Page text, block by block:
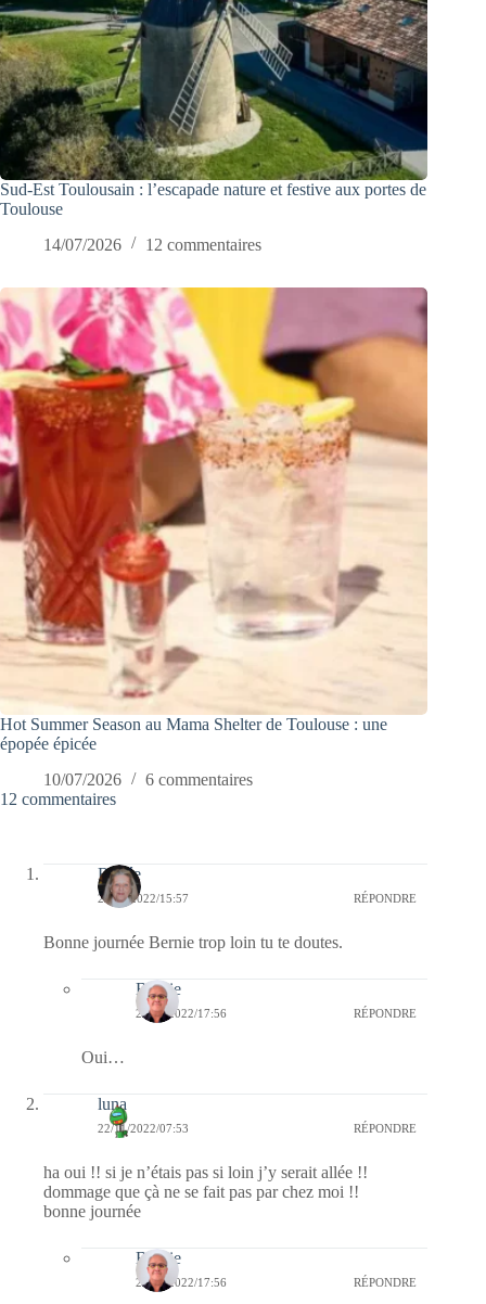
Sud-Est Toulousain : l’escapade nature et festive aux portes de
Toulouse
14/07/2026
12 commentaires
Hot Summer Season au Mama Shelter de Toulouse : une
épopée épicée
10/07/2026
6 commentaires
12 commentaires
Renée
22/11/2022/15:57 RÉPONDRE
Bonne journée Bernie trop loin tu te doutes.
Bernie
22/11/2022/17:56 RÉPONDRE
Oui…
luna
22/11/2022/07:53 RÉPONDRE
ha oui !! si je n’étais pas si loin j’y serait allée !!
dommage que çà ne se fait pas par chez moi !!
bonne journée
Bernie
22/11/2022/17:56 RÉPONDRE